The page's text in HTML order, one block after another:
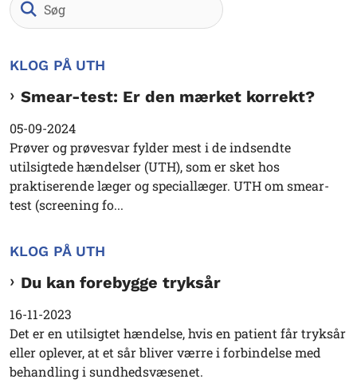
KLOG PÅ UTH
Smear-test: Er den mærket korrekt?
05-09-2024
Prøver og prøvesvar fylder mest i de indsendte
utilsigtede hændelser (UTH), som er sket hos
praktiserende læger og speciallæger. UTH om smear-
test (screening fo...
KLOG PÅ UTH
Du kan forebygge tryksår
16-11-2023
Det er en utilsigtet hændelse, hvis en patient får tryksår
eller oplever, at et sår bliver værre i forbindelse med
behandling i sundhedsvæsenet.